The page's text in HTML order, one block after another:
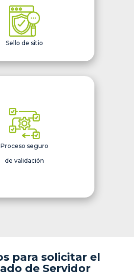
Sello de sitio
Proceso seguro
de validación
para solicitar el
de Servidor